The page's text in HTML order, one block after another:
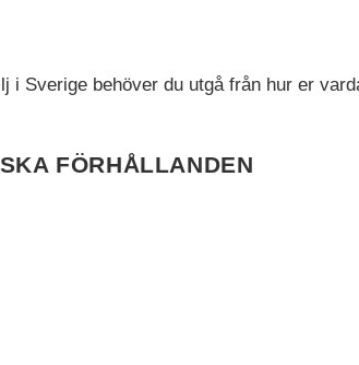
i Sverige behöver du utgå från hur er
FÖRHÅLLANDEN